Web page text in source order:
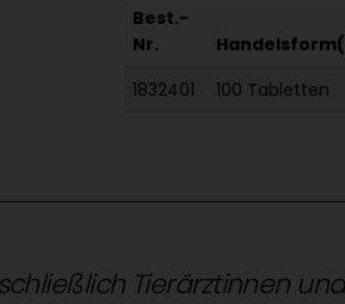
Best.-
Nr.
1832401
100 Tabletten
Tierärztinnen